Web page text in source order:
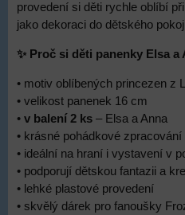
provedení si děti rychle oblíbí
jako dekoraci do dětského
✨ Proč si děti panenky Elsa a
• motiv oblíbených princezen z
• velikost panenek 16 cm
• v balení 2 ks – Elsa a Anna
• krásné pohádkové zpracování
• ideální na hraní i vystavení v
• podporují dětskou fantazii a
• lehké plastové provedení
• skvělý dárek pro fanoušky